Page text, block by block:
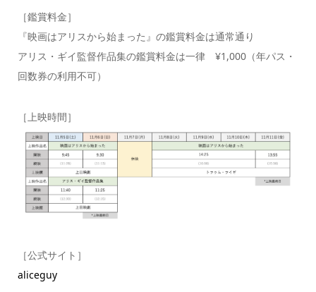
［鑑賞料金］
『映画はアリスから始まった』の鑑賞料金は通常通り
アリス・ギイ監督作品集の鑑賞料金は一律 ¥1,000（年パス・
回数券の利用不可）
［上映時間］
［公式サイト］
aliceguy